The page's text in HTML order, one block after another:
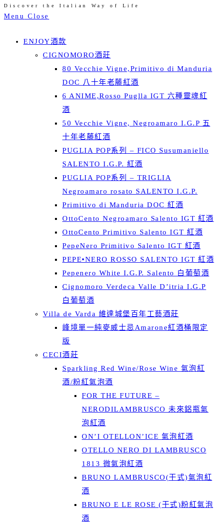
content
Discover the Italian Way of Life
Menu Close
ENJOY酒款
CIGNOMORO酒莊
80 Vecchie Vigne,Primitivo di Manduria
DOC 八十年老藤紅酒
6 ANIME,Rosso Puglla IGT 六種靈魂紅
酒
50 Vecchie Vigne, Negroamaro I.G.P 五
十年老藤紅酒
PUGLIA POP系列 – FICO Susumaniello
SALENTO I.G.P. 紅酒
PUGLIA POP系列 – TRIGLIA
Negroamaro rosato SALENTO I.G.P.
Primitivo di Manduria DOC 紅酒
OttoCento Negroamaro Salento IGT 紅酒
OttoCento Primitivo Salento IGT 紅酒
PepeNero Primitivo Salento IGT 紅酒
PEPE•NERO ROSSO SALENTO IGT 紅酒
Pepenero White I.G.P. Salento 白葡萄酒
Cignomoro Verdeca Valle D’itria I.G.P
白葡萄酒
Villa de Varda 維達城堡百年工藝酒莊
峰境單一純麥威士忌Amarone紅酒桶限定
版
CECI酒莊
Sparkling Red Wine/Rose Wine 氣泡紅
酒/粉紅氣泡酒
FOR THE FUTURE –
NERODILAMBRUSCO 未來鋁瓶氣
泡紅酒
ON’I OTELLON’ICE 氣泡紅酒
OTELLO NERO DI LAMBRUSCO
1813 微氣泡紅酒
BRUNO LAMBRUSCO(干式)氣泡紅
酒
BRUNO E LE ROSE (干式)粉紅氣泡
酒